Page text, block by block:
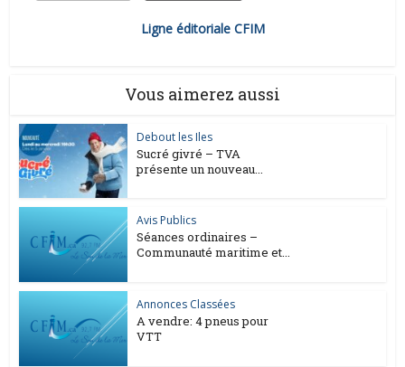
Ligne éditoriale CFIM
Vous aimerez aussi
Debout les Iles
Sucré givré – TVA
présente un nouveau...
Avis Publics
Séances ordinaires –
Communauté maritime et...
Annonces Classées
A vendre: 4 pneus pour
VTT